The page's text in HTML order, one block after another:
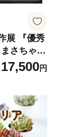
展 『優秀
さちゃん
17,500円